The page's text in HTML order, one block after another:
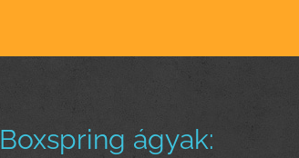
Boxspring ágyak: